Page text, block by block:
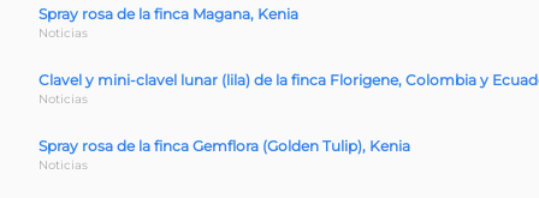
Spray rosa de la finca Magana, Kenia
Noticias
Clavel y mini-clavel lunar (lila) de la finca Florigene, Colombia y
Noticias
Spray rosa de la finca Gemflora (Golden Tulip), Kenia
Noticias